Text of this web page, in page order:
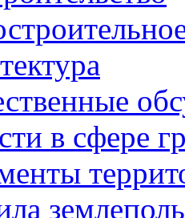
в сфере